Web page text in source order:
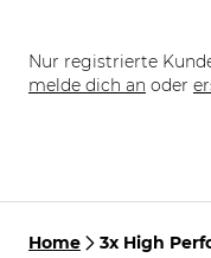
Nur registrierte
melde dich an oder
Home
3x High